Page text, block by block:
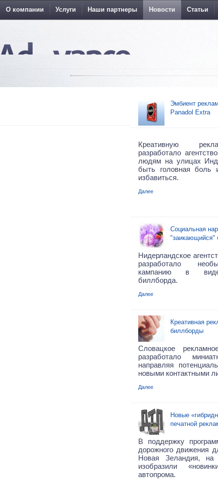
О компании Услуги Наши партнеры Новости Статьи
Эмбиент
Panadol Extra
Креативную
разработало
людям на улицах
быть головная
избавиться.
Далее
Социальная
"заикающийся"
Нидерландское
разработало
кампанию в виде
биллборда.
Далее
Креативная
биллборды
Словацкое
разработало
направляя
новыми контактными
Далее
Новые
печатной
В поддержку
дорожного движения
Новая Зеландия, на
изобразили
автопрома.